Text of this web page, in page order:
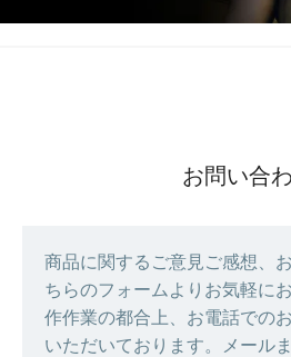
お問い合
商品に関するご意見ご感想、
ちらのフォームよりお気軽に
作作業の都合上、お電話での
いただいております。メール